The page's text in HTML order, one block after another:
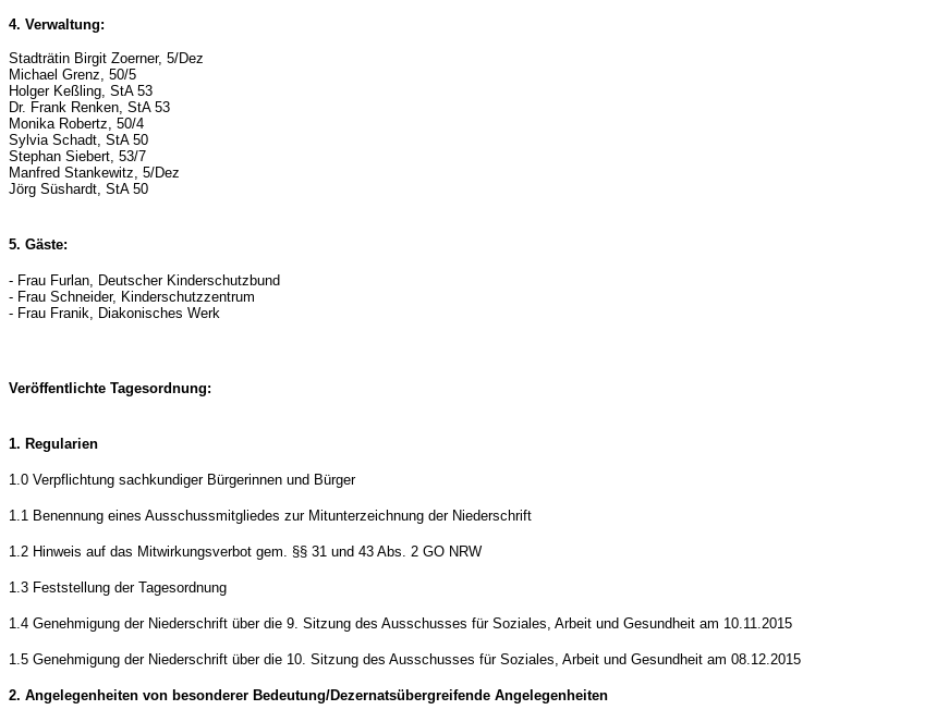
4. Verwaltung:
Stadträtin Birgit Zoerner, 5/Dez
Michael Grenz, 50/5
Holger Keßling, StA 53
Dr. Frank Renken, StA 53
Monika Robertz, 50/4
Sylvia Schadt, StA 50
Stephan Siebert, 53/7
Manfred Stankewitz, 5/Dez
Jörg Süshardt, StA 50
5. Gäste:
- Frau Furlan, Deutscher Kinderschutzbund
- Frau Schneider, Kinderschutzzentrum
- Frau Franik, Diakonisches Werk
Veröffentlichte Tagesordnung:
1. Regularien
1.0 Verpflichtung sachkundiger Bürgerinnen und Bürger
1.1 Benennung eines Ausschussmitgliedes zur Mitunterzeichnung der Niederschrift
1.2 Hinweis auf das Mitwirkungsverbot gem. §§ 31 und 43 Abs. 2 GO NRW
1.3 Feststellung der Tagesordnung
1.4 Genehmigung der Niederschrift über die 9. Sitzung des Ausschusses für Soziales, Arbeit und Gesundheit am 10.11.2015
1.5 Genehmigung der Niederschrift über die 10. Sitzung des Ausschusses für Soziales, Arbeit und Gesundheit am 08.12.2015
2. Angelegenheiten von besonderer Bedeutung/Dezernatsübergreifende Angelegenheiten